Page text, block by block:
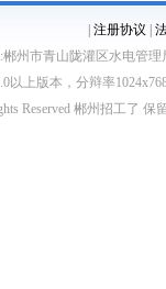
注册协议
州市青山陇灌区水电管理
以上版本，分辩率
Reserved 郴州招工了